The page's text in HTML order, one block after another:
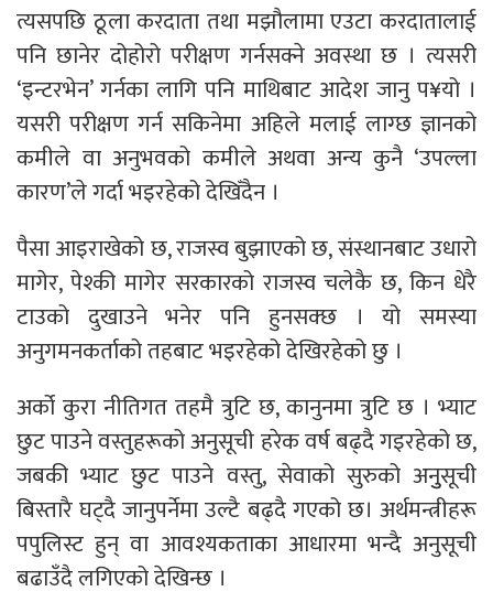
त्यसपछि ठूला करदाता तथा मझौलामा एउटा करदातालाई
पनि छानेर दोहोरो परीक्षण गर्नसक्ने अवस्था छ । त्यसरी
‘इन्टरभेन’ गर्नका लागि पनि माथिबाट आदेश जानु प¥यो ।
यसरी परीक्षण गर्न सकिनेमा अहिले मलाई लाग्छ ज्ञानको
कमीले वा अनुभवको कमीले अथवा अन्य कुनै ‘उपल्ला
कारण’ले गर्दा भइरहेको देखिँदैन ।
पैसा आइराखेको छ, राजस्व बुझाएको छ, संस्थानबाट उधारो
मागेर, पेश्की मागेर सरकारको राजस्व चलेकै छ, किन धेरै
टाउको दुखाउने भनेर पनि हुनसक्छ । यो समस्या
अनुगमनकर्ताको तहबाट भइरहेको देखिरहेको छु ।
अर्को कुरा नीतिगत तहमै त्रुटि छ, कानुनमा त्रुटि छ । भ्याट
छुट पाउने वस्तुहरूको अनुसूची हरेक वर्ष बढ्दै गइरहेको छ,
जबकी भ्याट छुट पाउने वस्तु, सेवाको सुरुको अनुुसूची
बिस्तारै घट्दै जानुपर्नेमा उल्टै बढ्दै गएको छ। अर्थमन्त्रीहरू
पपुलिस्ट हुन् वा आवश्यकताका आधारमा भन्दै अनुसूची
बढाउँदै लगिएको देखिन्छ ।